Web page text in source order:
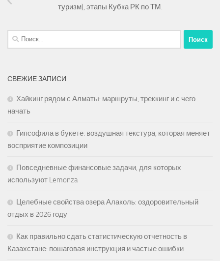
туризм), этапы Кубка РК по ТМ.
Найти:
СВЕЖИЕ ЗАПИСИ
Хайкинг рядом с Алматы: маршруты, треккинг и с чего
начать
Гипсофила в букете: воздушная текстура, которая меняет
восприятие композиции
Повседневные финансовые задачи, для которых
используют Lemonza
Целебные свойства озера Алаколь: оздоровительный
отдых в 2026 году
Как правильно сдать статистическую отчетность в
Казахстане: пошаговая инструкция и частые ошибки